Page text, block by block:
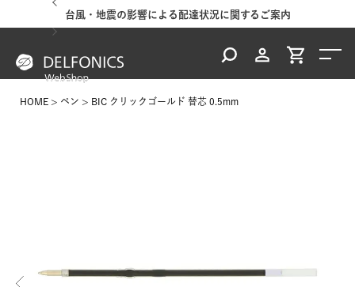
台風・地震の影響による配達状況に関するご案内
HOME ペン BIC クリックゴールド 替芯 0.5mm